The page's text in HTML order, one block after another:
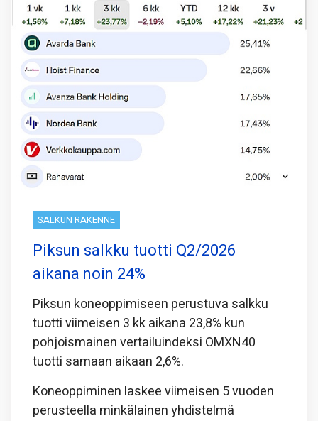
SALKUN RAKENNE
Piksun salkku tuotti Q2/2026
aikana noin 24%
Piksun koneoppimiseen perustuva salkku
tuotti viimeisen 3 kk aikana 23,8% kun
pohjoismainen vertailuindeksi OMXN40
tuotti samaan aikaan 2,6%.
Koneoppiminen laskee viimeisen 5 vuoden
perusteella minkälainen yhdistelmä